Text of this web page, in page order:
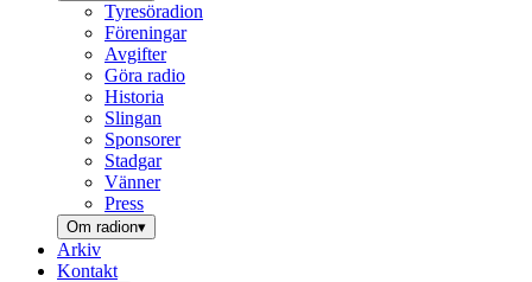
Tyresöradion
Föreningar
Avgifter
Göra radio
Historia
Slingan
Sponsorer
Stadgar
Vänner
Press
Om radion▾
Arkiv
Kontakt